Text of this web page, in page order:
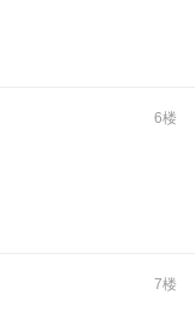
6楼
7楼